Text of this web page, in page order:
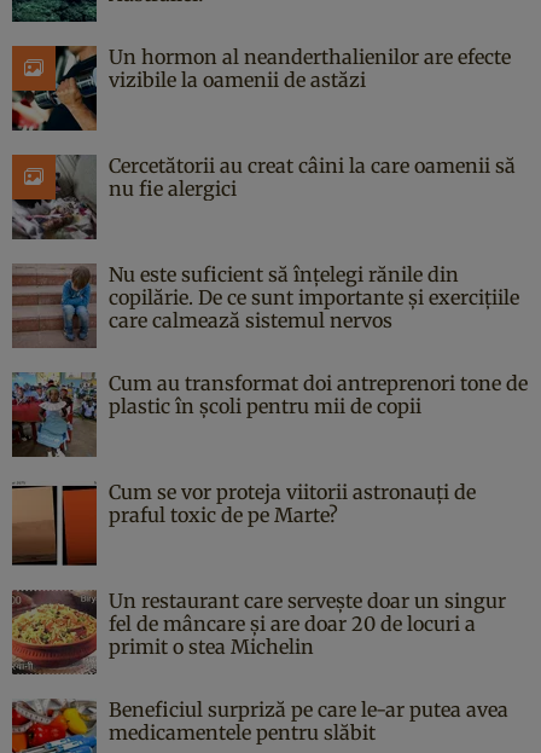
Un hormon al neanderthalienilor are efecte
vizibile la oamenii de astăzi
Cercetătorii au creat câini la care oamenii să
nu fie alergici
Nu este suficient să înțelegi rănile din
copilărie. De ce sunt importante și exercițiile
care calmează sistemul nervos
Cum au transformat doi antreprenori tone de
plastic în școli pentru mii de copii
Cum se vor proteja viitorii astronauți de
praful toxic de pe Marte?
Un restaurant care servește doar un singur
fel de mâncare și are doar 20 de locuri a
primit o stea Michelin
Beneficiul surpriză pe care le-ar putea avea
medicamentele pentru slăbit